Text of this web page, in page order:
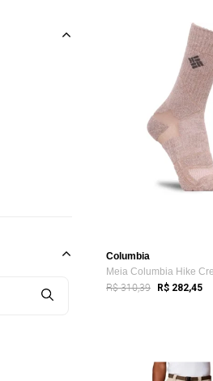
Columbia
R$ 310,39 R$ 282,45